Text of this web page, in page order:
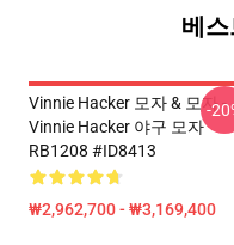
베
Vinnie Hacker 모자 & 모자 -
Vinnie Hacker 야구 모자
RB1208 #ID8413
₩2,962,700 - ₩3,169,400
-